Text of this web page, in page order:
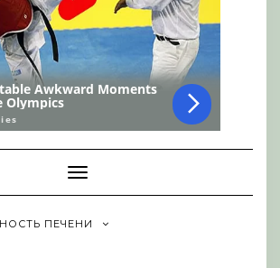
Toggle
Navigation
ПЕЧЕНИ